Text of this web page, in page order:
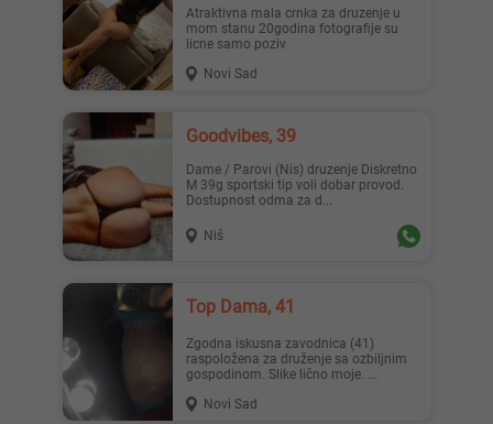
Atraktivna mala crnka za druzenje u
mom stanu 20godina fotografije su
licne samo poziv
Novi Sad
Goodvibes, 39
Dame / Parovi (Nis) druzenje Diskretno
M 39g sportski tip voli dobar provod.
Dostupnost odma za d...
Niš
Top Dama, 41
Zgodna iskusna zavodnica (41)
raspoložena za druženje sa ozbiljnim
gospodinom. Slike lično moje. ...
Novi Sad